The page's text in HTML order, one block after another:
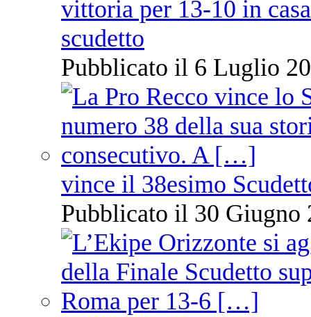
vittoria per 13-10 in
scudetto
Pubblicato il 6 Luglio
vince il 38esimo
Pubblicato il 30 Giugno